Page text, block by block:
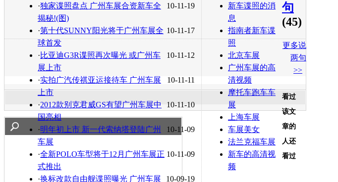
10-11-19
·独家谍照盘点 广州车展合资新车全
揭秘!(图)
10-11-17
·第十代SUNNY阳光将于广州车展全
球首发
10-11-12
·比亚迪G3R谍照再次曝光 或广州车
展上市
10-11-11
·实拍广汽传祺亚运接待车 广州车展
上市
10-11-10
·2012款别克君威GS有望广州车展中
国亮相
10-11-09
·明年初上市 新一代索纳塔登陆广州
车展
10-11-09
·全新POLO车型将于12月广州车展正
式推出
10-09-19
·换标改款自由舰谍照曝光 广州车展
新车谍照的消
息
指南者新车谍
照
北京车展
广州车展的高
清视频
摩托车跑车车
展
上海车展
车展美女
法兰克福车展
新车的高清视
频
句
(45)
更多说
两句
>>
看过
该文
章的
人还
看过